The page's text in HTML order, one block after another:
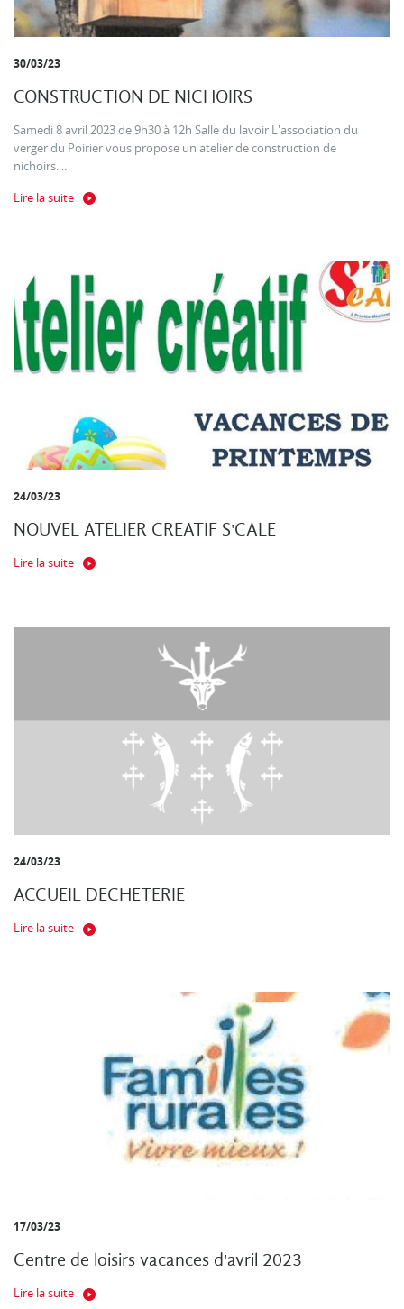
30/03/23
CONSTRUCTION DE NICHOIRS
Samedi 8 avril 2023 de 9h30 à 12h Salle du lavoir L'association du
verger du Poirier vous propose un atelier de construction de
nichoirs....
Lire la suite
24/03/23
NOUVEL ATELIER CREATIF S'CALE
Lire la suite
24/03/23
ACCUEIL DECHETERIE
Lire la suite
17/03/23
Centre de loisirs vacances d'avril 2023
Lire la suite